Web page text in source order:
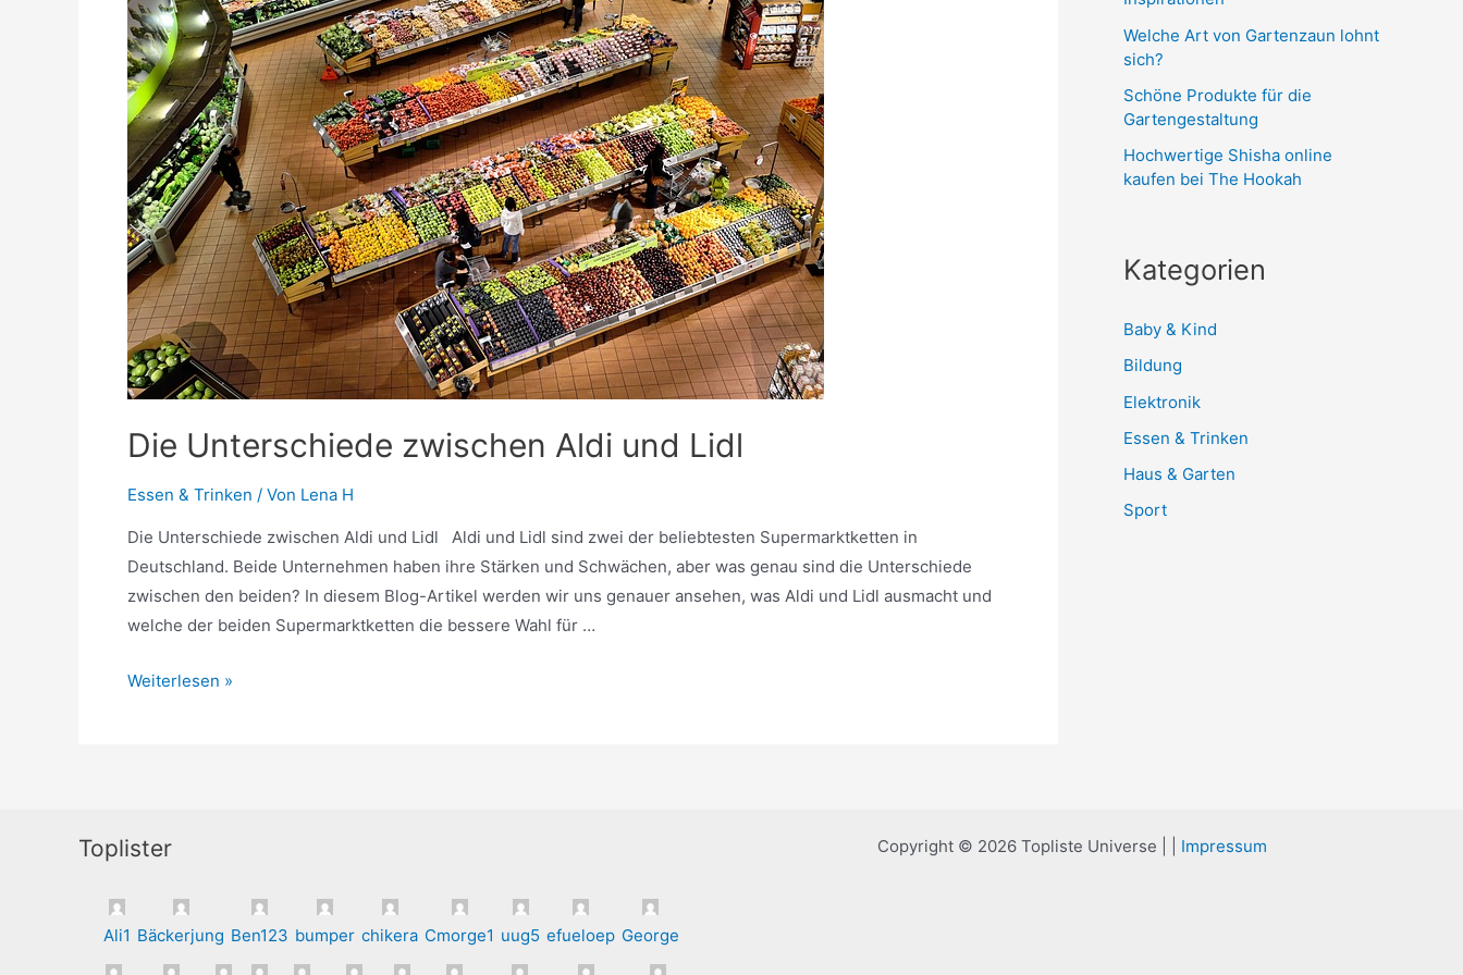
Die Unterschiede zwischen Aldi und Lidl
Essen & Trinken / Von Lena H
Die Unterschiede zwischen Aldi und Lidl Aldi und Lidl sind zwei der beliebtesten Supermarktketten in
Deutschland. Beide Unternehmen haben ihre Stärken und Schwächen, aber was genau sind die Unterschiede
zwischen den beiden? In diesem Blog-Artikel werden wir uns genauer ansehen, was Aldi und Lidl ausmacht und
welche der beiden Supermarktketten die bessere Wahl für …
Die
Weiterlesen »
Welche Art von Gartenzaun lohnt
sich?
Schöne Produkte für die
Gartengestaltung
Hochwertige Shisha online
kaufen bei The Hookah
Kategorien
Baby & Kind
Bildung
Elektronik
Essen & Trinken
Haus & Garten
Sport
Toplister
Ali1 Bäckerjung Ben123 bumper chikera Cmorge1 uug5 efueloep George
Copyright © 2026 Topliste Universe | | Impressum